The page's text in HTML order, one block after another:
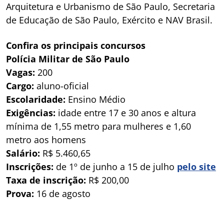
Arquitetura e Urbanismo de São Paulo, Secretaria
de Educação de São Paulo, Exército e NAV Brasil.
Confira os principais concursos
Polícia Militar de São Paulo
Vagas: 200
Cargo: aluno-oficial
Escolaridade: Ensino Médio
Exigências: idade entre 17 e 30 anos e altura
mínima de 1,55 metro para mulheres e 1,60
metro aos homens
Salário: R$ 5.460,65
Inscrições: de 1º de junho a 15 de julho pelo site
Taxa de inscrição: R$ 200,00
Prova: 16 de agosto